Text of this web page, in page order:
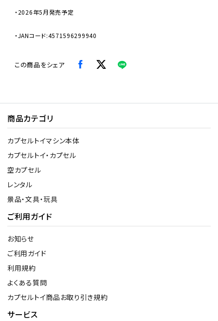
・2026年5月発売予定
・JANコード:4571596299940
この商品をシェア
商品カテゴリ
カプセルトイマシン本体
カプセルトイ・カプセル
空カプセル
レンタル
景品・文具・玩具
ご利用ガイド
お知らせ
ご利用ガイド
利用規約
よくある質問
カプセルトイ商品お取り引き規約
サービス